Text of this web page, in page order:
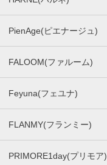
PienAge(ピエナージュ)
FALOOM(ファルーム)
Feyuna(フェユナ)
FLANMY(フランミー)
PRIMORE1day(プリモア)